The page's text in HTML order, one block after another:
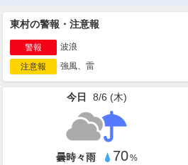
東村の警報・注意報
警報
波浪
注意報
強風、雷
今日 8/6 (木)
曇時々雨 70%